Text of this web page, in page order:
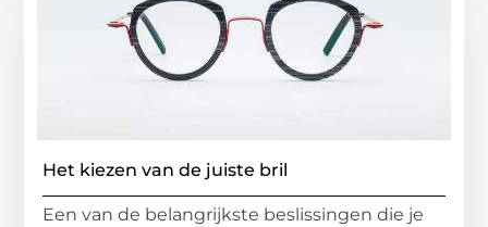
Het kiezen van de juiste bril
Een van de belangrijkste beslissingen die je